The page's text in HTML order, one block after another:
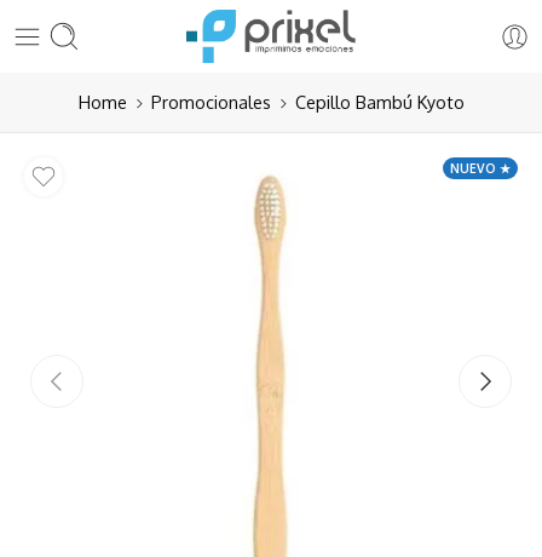
Home Promocionales Cepillo Bambú Kyoto
NUEVO ★